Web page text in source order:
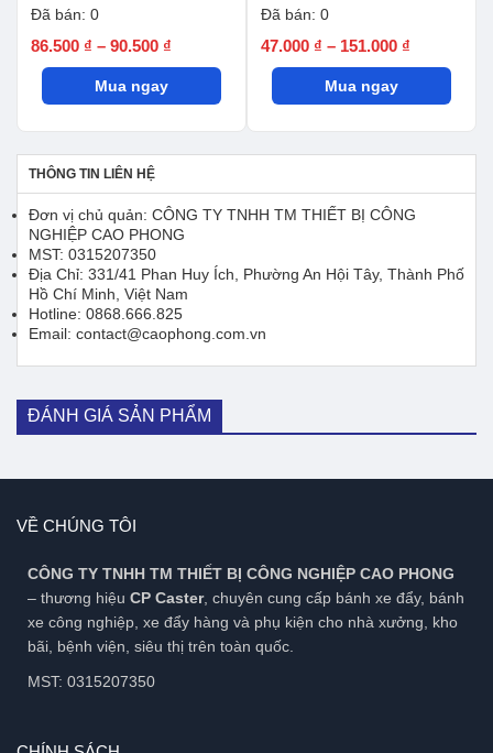
Đã bán: 0
86.500 ₫ – 90.500 ₫
giá:
86.500 ₫
Mua ngay
Đã bán: 0
47.000 ₫ – 151.000 ₫
giá:
47.000 ₫
Mua ngay
THÔNG TIN LIÊN HỆ
Đơn vị chủ quản: CÔNG TY TNHH TM THIẾT BỊ CÔNG
NGHIỆP CAO PHONG
MST: 0315207350
Địa Chỉ: 331/41 Phan Huy Ích, Phường An Hội Tây, Thành Phố
Hồ Chí Minh, Việt Nam
Hotline: 0868.666.825
Email: contact@caophong.com.vn
ĐÁNH GIÁ SẢN PHẨM
VỀ CHÚNG TÔI
CÔNG TY TNHH TM THIẾT BỊ CÔNG NGHIỆP CAO PHONG
– thương hiệu CP Caster, chuyên cung cấp bánh xe đẩy, bánh
xe công nghiệp, xe đẩy hàng và phụ kiện cho nhà xưởng, kho
bãi, bệnh viện, siêu thị trên toàn quốc.
MST: 0315207350